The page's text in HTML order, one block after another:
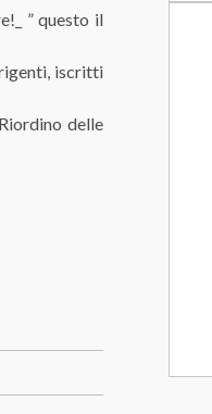
” questo il
iscritti
delle